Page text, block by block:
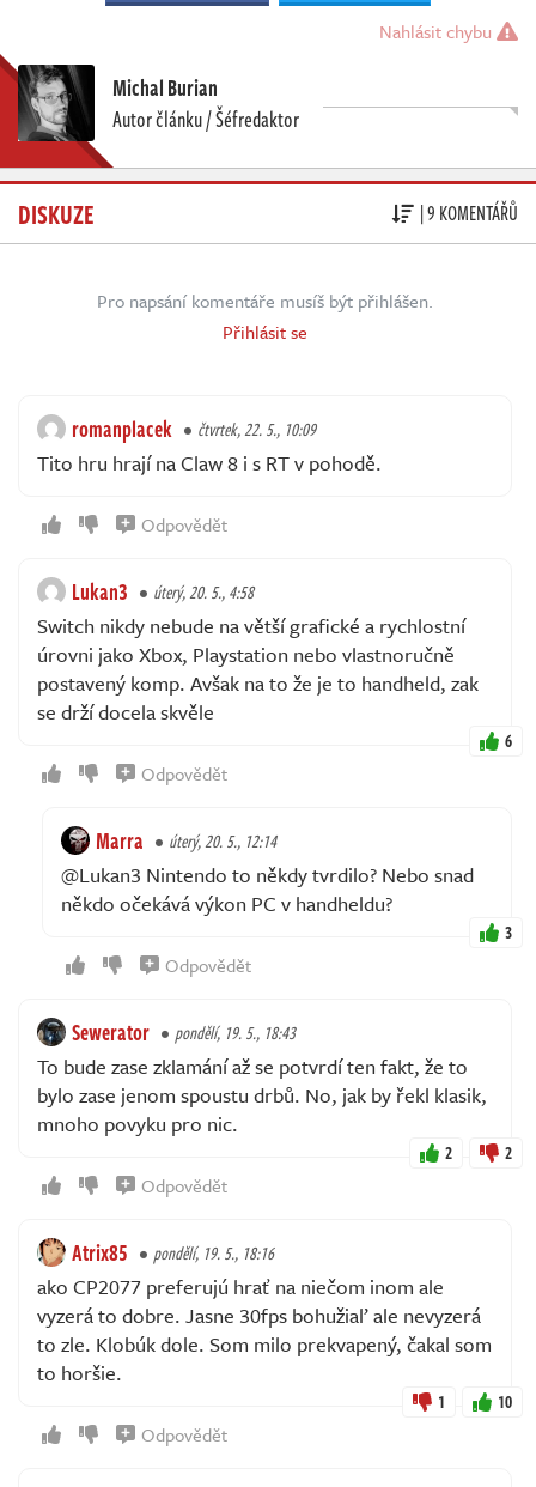
Nahlásit chybu
Michal Burian
Autor článku / Šéfredaktor
DISKUZE | 9 KOMENTÁŘŮ
Pro napsání komentáře musíš být přihlášen.
Přihlásit se
romanplacek čtvrtek, 22. 5., 10:09
Tito hru hrají na Claw 8 i s RT v pohodě.
Odpovědět
Lukan3 úterý, 20. 5., 4:58
Switch nikdy nebude na větší grafické a rychlostní
úrovni jako Xbox, Playstation nebo vlastnoručně
postavený komp. Avšak na to že je to handheld, zak
se drží docela skvěle
6
Odpovědět
Marra úterý, 20. 5., 12:14
@Lukan3 Nintendo to někdy tvrdilo? Nebo snad
někdo očekává výkon PC v handheldu?
3
Odpovědět
Sewerator pondělí, 19. 5., 18:43
To bude zase zklamání až se potvrdí ten fakt, že to
bylo zase jenom spoustu drbů. No, jak by řekl klasik,
mnoho povyku pro nic.
2 2
Odpovědět
Atrix85 pondělí, 19. 5., 18:16
ako CP2077 preferujú hrať na niečom inom ale
vyzerá to dobre. Jasne 30fps bohužiaľ ale nevyzerá
to zle. Klobúk dole. Som milo prekvapený, čakal som
to horšie.
1 10
Odpovědět